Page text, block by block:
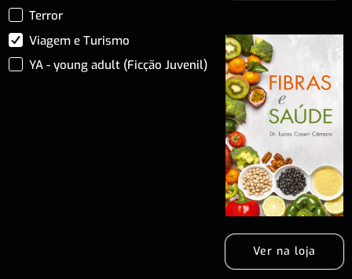
Terror
Viagem e Turismo
YA - young adult (Ficção Juvenil)
Ver na loja